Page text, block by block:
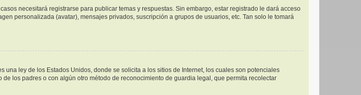
necesitará registrarse para publicar temas y respuestas. Sin embargo, estar registrado le dará acceso
personalizada (avatar), mensajes privados, suscripción a grupos de usuarios, etc. Tan solo le tomará
una ley de los Estados Unidos, donde se solicita a los sitios de Internet, los cuales son potenciales
los padres o con algún otro método de reconocimiento de guardia legal, que permita recolectar